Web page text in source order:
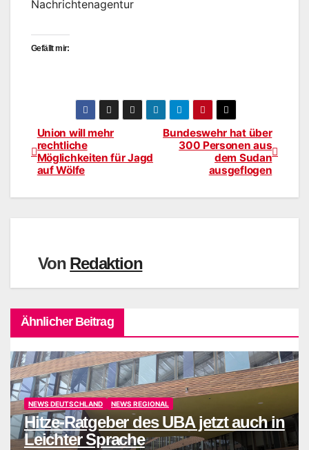
Nachrichtenagentur
Gefällt mir:
BeitragsnavigationBundeswehr hat über
300 Personen aus
dem Sudan
ausgeflogen
Union will mehr
rechtliche
Möglichkeiten für Jagd
auf Wölfe
Von Redaktion
Ähnlicher Beitrag
NEWS DEUTSCHLAND NEWS REGIONAL
Hitze-Ratgeber des UBA jetzt auch in
Leichter Sprache